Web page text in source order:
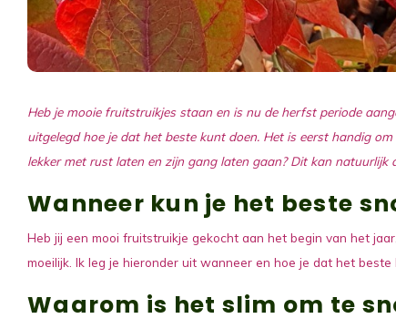
Heb je mooie fruitstruikjes staan en is nu de herfst periode
uitgelegd hoe je dat het beste kunt doen. Het is eerst handig
lekker met rust laten en zijn gang laten gaan? Dit kan
Wanneer kun je het beste
Heb jij een mooi fruitstruikje gekocht aan het begin van het
moeilijk. Ik leg je hieronder uit wanneer en hoe je dat het beste
Waarom is het slim om te